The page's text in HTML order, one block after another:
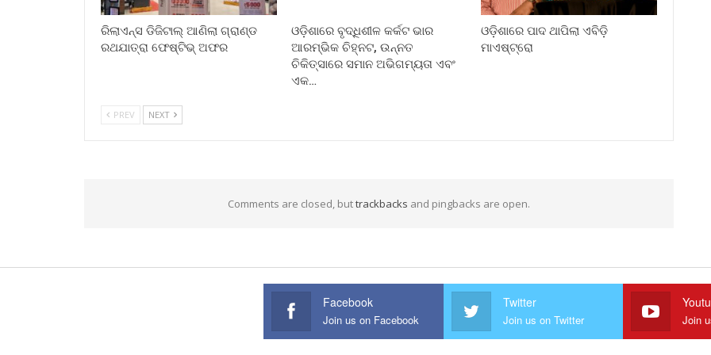
ରିଲାଏନ୍ସ ଡିଜିଟାଲ୍ ଆଣିଲା ଗ୍ରାଣ୍ଡ
ରଥଯାତ୍ରା ଫେଷ୍ଟିଭ୍ ଅଫର
ଓଡ଼ିଶାରେ ବୃଦ୍ଧିଶୀଳ କର୍କଟ ଭାର
ଆରମ୍ଭିକ ଚିହ୍ନଟ, ଉନ୍ନତ
ଚିକିତ୍ସାରେ ସମାନ ଅଭିଗମ୍ୟତା ଏବଂ
ଏକ…
ଓଡ଼ିଶାରେ ପାଦ ଥାପିଲା ଏବିଡ଼ି
ମାଏଷ୍ଟ୍ରୋ
PREV NEXT
Comments are closed, buttrackbacks and pingbacks are open.
Facebook
Join us on Facebook
Twitter
Join us on Twitter Join